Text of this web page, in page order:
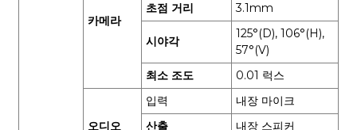
카메라
초점 거리
3.1mm
시야각
125°(D), 106°(H),
57°(V)
최소 조도
0.01 럭스
오디오
입력
내장 마이크
산출
내장 스피커